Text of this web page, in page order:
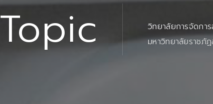
Topic
วิทยาลัยการจัดกา
มหาวิทยาลัยราชภั